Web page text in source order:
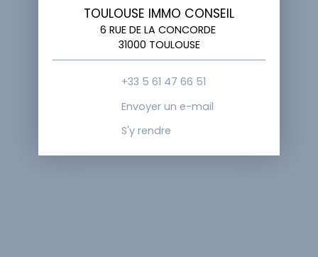
TOULOUSE IMMO CONSEIL
6 RUE DE LA CONCORDE
31000 TOULOUSE
+33 5 61 47 66 51
Envoyer un e-mail
S'y rendre